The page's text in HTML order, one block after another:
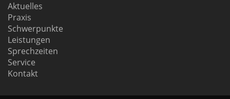
Aktuelles
Praxis
Schwerpunkte
Leistungen
Sprechzeiten
Service
Kontakt